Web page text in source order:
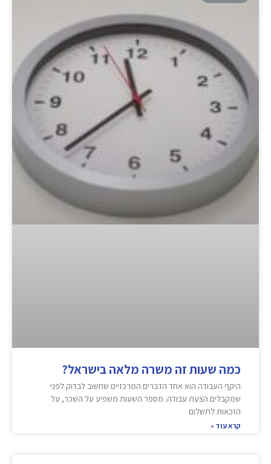
כמה שעות זה משרה מלאה בישראל?
היקף העבודה הוא אחד הדברים המרכזיים שחשוב לבדוק לפני
שמקבלים הצעת עבודה. מספר השעות משפיע על השכר, על
הזכאות לתשלום
קרא עוד »